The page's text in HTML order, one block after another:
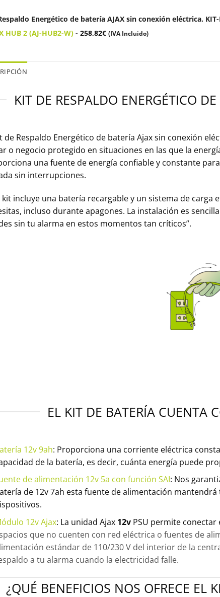
Energético de batería AJAX sin conexión eléctrica. KIT-
HUB 2 (AJ-HUB2-W) - 258,82€ (IVA Incluido)
KIT DE RESPALDO ENERGÉTICO
de Respaldo Energético de batería Ajax sin conexión
o negocio protegido en situaciones en las que la
una fuente de energía confiable y constante
sin interrupciones.
kit incluye una batería recargable y un sistema de
incluso durante apagones. La instalación es
sin tu alarma en estos momentos tan críticos”.
EL KIT DE BATERÍA CUENTA
12v 9ah: Proporciona una corriente eléctrica
de la batería, es decir, cuánta energía puede
de alimentación 12v 5a con función SAI: Nos
de 12v 7ah esta fuente de alimentación
12v Ajax: La unidad Ajax 12vPSU permite conectar
que no cuenten con red eléctrica o fuentes de
estándar de 110/230 V del interior de la
a tu alarma cuando la electricidad falle.
¿QUÉ BENEFICIOS NOS OFRECE EL